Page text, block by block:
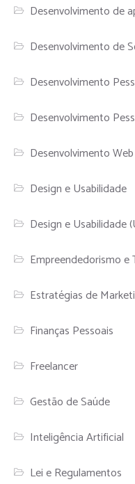
Desenvolvimento de
Desenvolvimento de
Desenvolvimento
Desenvolvimento
Desenvolvimento Web
Design e Usabilidade
Design e Usabilidade
Empreendedorismo e
Estratégias de
Finanças Pessoais
Freelancer
Gestão de Saúde
Inteligência Artificial
Lei e Regulamentos